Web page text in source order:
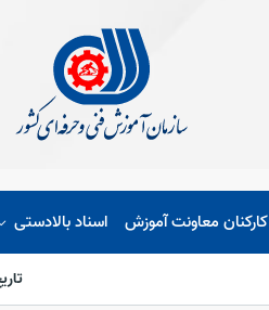
کارکنان معاونت آموزش اسناد بالادستی